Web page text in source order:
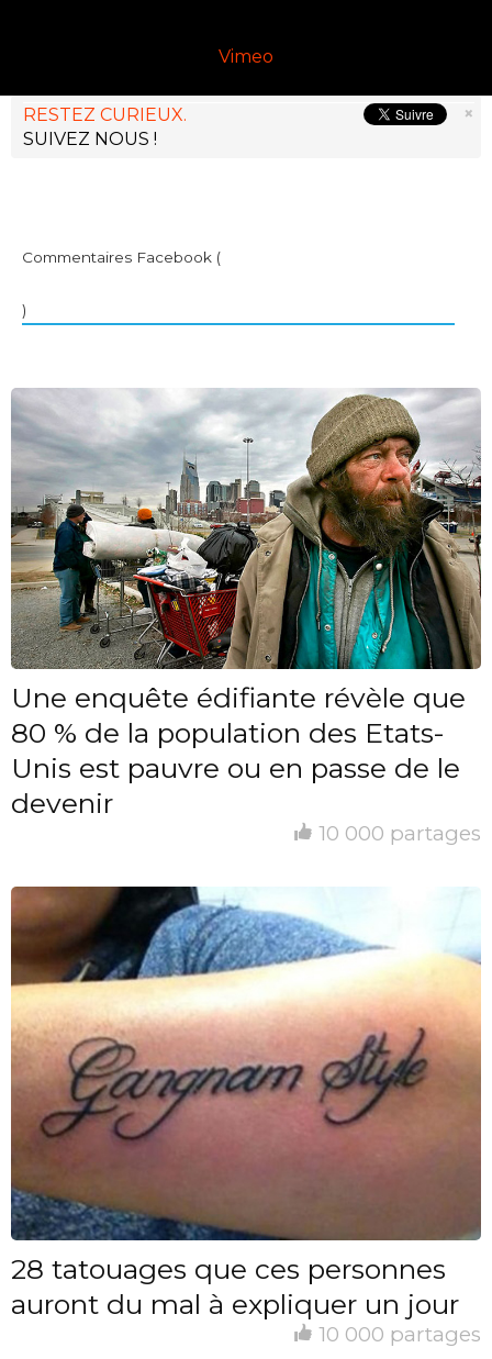
Vimeo
×
RESTEZ CURIEUX.
SUIVEZ NOUS !
Commentaires Facebook (
)
Une enquête édifiante révèle que
80 % de la population des Etats-
Unis est pauvre ou en passe de le
devenir
10 000 partages
28 tatouages que ces personnes
auront du mal à expliquer un jour
10 000 partages